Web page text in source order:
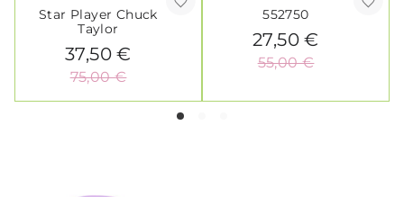
Star Player Chuck
Taylor
37,50 €
75,00 €
552750
27,50 €
55,00 €